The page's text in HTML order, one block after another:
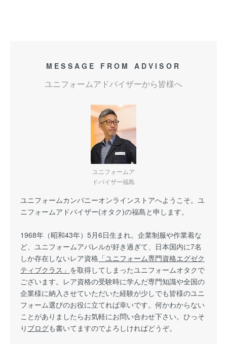
MESSAGE FROM ADVISOR
ユニフォームアドバイザーから皆様へ
ユニフォームア
ドバイザー福島
ユニフォームカンパニーオンラインストアへようこそ。ユ
ニフォームアドバイザー(オタク)の福島と申します。
1968年（昭和43年）5月6日生まれ。企業制服や作業着な
ど、ユニフォームアパレルが好き過ぎて、日本国内に7名
しか存在しないレア資格 「ユニフォーム専門資格エグゼク
ティブクラス」 を取得してしまったユニフォームオタクで
ございます。レア資格の受験時に学んだ専門知識や全国の
企業様に納入させていただいた経験が少しでも皆様のユニ
フォーム選びのお役に立てれば幸いです。何かわからない
ことがありましたらお気軽にお問い合わせ下さい。ひっそ
り ブログも書いてますのでよろしければどうぞ。